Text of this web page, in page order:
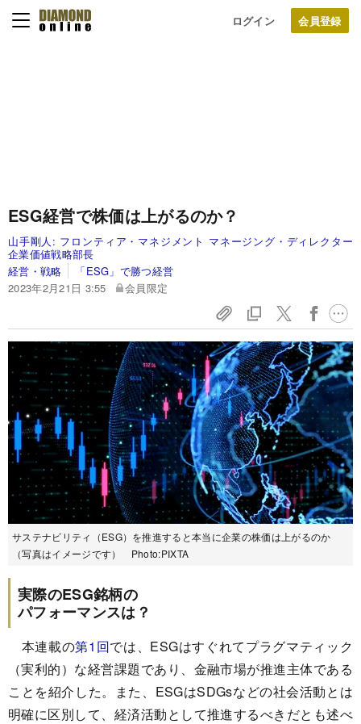
ログイン
ESG経営で株価は上がるのか？
山手剛人: フロンティア・マネジメント マネージング・ディレクター
企業価値戦略部長
経営・戦略
「ESG」で勝つ経営
2023年2月21日 3:55
会員限定
サステナビリティ（ESG）を推進すると本当に企業の株価は上がるのか
（写真はイメージです） Photo:PIXTA
実際のESG銘柄の
パフォーマンスは？
本連載の第1回では、ESGはすぐれてプラグマティック
（実利的）な経営課題であり、金融市場が推進主体である
ことを紹介した。また、ESGはSDGsなどの社会活動とは
明確に区別して、経済活動として推進するべきだとも述べ